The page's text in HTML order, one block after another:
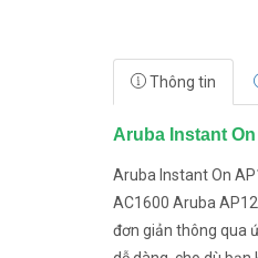
Thông tin
Aruba Instant On
Aruba Instant On
AC1600 Aruba
đơn giản thông qua